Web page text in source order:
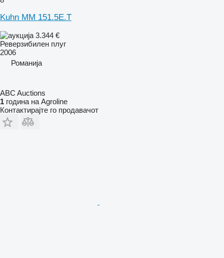
Kuhn MM 151.5E.T
3.344 €
Реверзибилен плуг
2006
Романија
ABC Auctions
1 година на Agroline
Контактирајте го продавачот